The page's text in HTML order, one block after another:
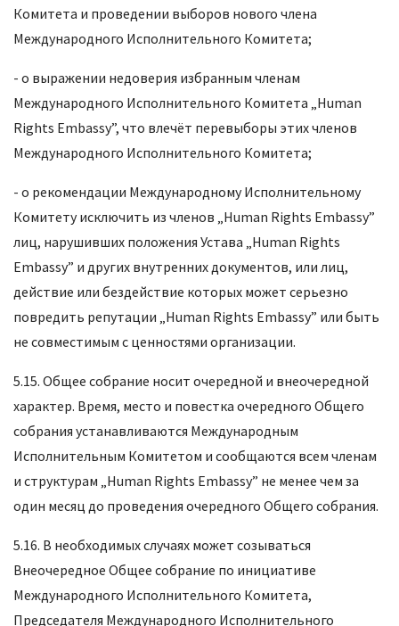
Комитета и проведении выборов нового члена
Международного Исполнительного Комитета;
- о выражении недоверия избранным членам
Международного Исполнительного Комитета „Human
Rights Embassy”, что влечёт перевыборы этих членов
Международного Исполнительного Комитета;
- о рекомендации Международному Исполнительному
Комитету исключить из членов „Human Rights Embassy”
лиц, нарушивших положения Устава „Human Rights
Embassy” и других внутренних документов, или лиц,
действие или бездействие которых может серьезно
повредить репутации „Human Rights Embassy” или быть
не совместимым с ценностями организации.
5.15. Общее собрание носит очередной и внеочередной
характер. Время, место и повестка очередного Общего
собрания устанавливаются Международным
Исполнительным Комитетом и сообщаются всем членам
и структурам „Human Rights Embassy” не менее чем за
один месяц до проведения очередного Общего собрания.
5.16. В необходимых случаях может созываться
Внеочередное Общее собрание по инициативе
Международного Исполнительного Комитета,
Председателя Международного Исполнительного